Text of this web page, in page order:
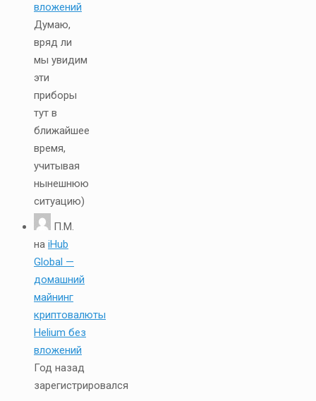
вложений
Думаю,
вряд ли
мы увидим
эти
приборы
тут в
ближайшее
время,
учитывая
нынешнюю
ситуацию)
П.М.
на iHub
Global —
домашний
майнинг
криптовалюты
Helium без
вложений
Год назад
зарегистрировался